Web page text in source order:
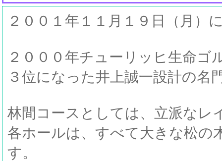
２００１年１１月１９日（月）
２０００年チューリッヒ生命ゴ
３位になった井上誠一設計の名
林間コースとしては、立派なレ
各ホールは、すべて大きな松の
す。